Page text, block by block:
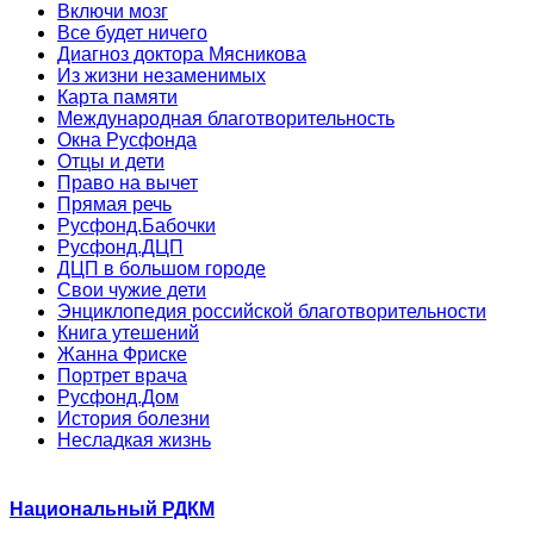
Включи мозг
Все будет ничего
Диагноз доктора Мясникова
Из жизни незаменимых
Карта памяти
Международная благотворительность
Окна Русфонда
Отцы и дети
Право на вычет
Прямая речь
Русфонд.Бабочки
Русфонд.ДЦП
ДЦП в большом городе
Свои чужие дети
Энциклопедия российской благотворительности
Книга утешений
Жанна Фриске
Портрет врача
Русфонд.Дом
История болезни
Несладкая жизнь
Национальный РДКМ